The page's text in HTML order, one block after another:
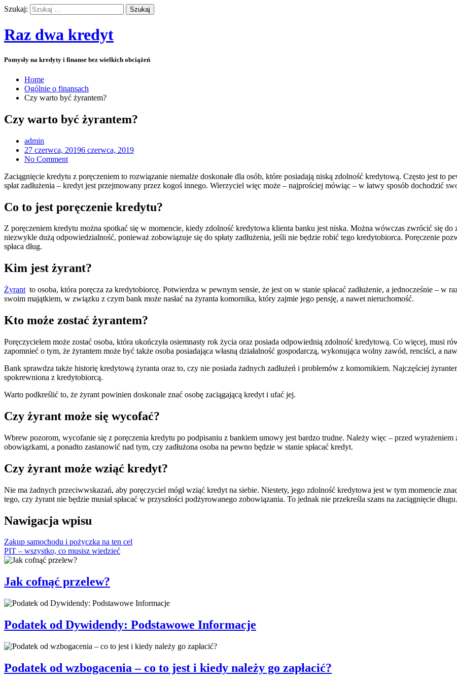
Szukaj:
Raz dwa kredyt
Pomysły na kredyty i finanse bez wielkich obciążeń
Home
Ogólnie o finansach
Czy warto być żyrantem?
Czy warto być żyrantem?
admin
27 czerwca, 20196 czerwca, 2019
No Comment
Zaciągnięcie kredytu z poręczeniem to rozwiązanie niemalże doskonałe dla osób, które posiadają niską zdolność kredytową. Często jest to
spłat zadłużenia – kredyt jest przejmowany przez kogoś innego. Wierzyciel więc może – najprościej mówiąc – w łatwy sposób dochodzić
Co to jest poręczenie kredytu?
Z poręczeniem kredytu można spotkać się w momencie, kiedy zdolność kredytowa klienta banku jest niska. Można wówczas zwrócić się do
niezwykle dużą odpowiedzialność, ponieważ zobowiązuje się do spłaty zadłużenia, jeśli nie będzie robić tego kredytobiorca. Poręczenie
spłaca dług.
Kim jest żyrant?
Żyrant to osoba, która poręcza za kredytobiorcę. Potwierdza w pewnym sensie, że jest on w stanie spłacać zadłużenie, a jednocześnie – w
swoim majątkiem, w związku z czym bank może nasłać na żyranta komornika, który zajmie jego pensję, a nawet nieruchomość.
Kto może zostać żyrantem?
Poręczycielem może zostać osoba, która ukończyła osiemnasty rok życia oraz posiada odpowiednią zdolność kredytową. Co więcej, musi
zapomnieć o tym, że żyrantem może być także osoba posiadająca własną działalność gospodarczą, wykonująca wolny zawód, renciści, a
Bank sprawdza także historię kredytową żyranta oraz to, czy nie posiada żadnych zadłużeń i problemów z komornikiem. Najczęściej
spokrewniona z kredytobiorcą.
Warto podkreślić to, że żyrant powinien doskonale znać osobę zaciągającą kredyt i ufać jej.
Czy żyrant może się wycofać?
Wbrew pozorom, wycofanie się z poręczenia kredytu po podpisaniu z bankiem umowy jest bardzo trudne. Należy więc – przed wyrażeniem
obowiązkami, a ponadto zastanowić nad tym, czy zadłużona osoba na pewno będzie w stanie spłacać kredyt.
Czy żyrant może wziąć kredyt?
Nie ma żadnych przeciwwskazań, aby poręczyciel mógł wziąć kredyt na siebie. Niestety, jego zdolność kredytowa jest w tym momencie
tego, czy żyrant nie będzie musiał spłacać w przyszłości podżyrowanego zobowiązania. To jednak nie przekreśla szans na zaciągnięcie długu.
Nawigacja wpisu
Zakup samochodu i pożyczka na ten cel
PIT – wszystko, co musisz wiedzieć
Jak cofnąć przelew?
Podatek od Dywidendy: Podstawowe Informacje
Podatek od wzbogacenia – co to jest i kiedy należy go zapłacić?